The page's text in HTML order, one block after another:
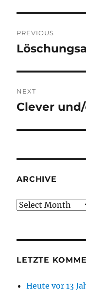
navigation
PREVIOUS
Previous
NEXT
Next
Clever
ARCHIVE
Archive
LETZTE
Heute vor 13